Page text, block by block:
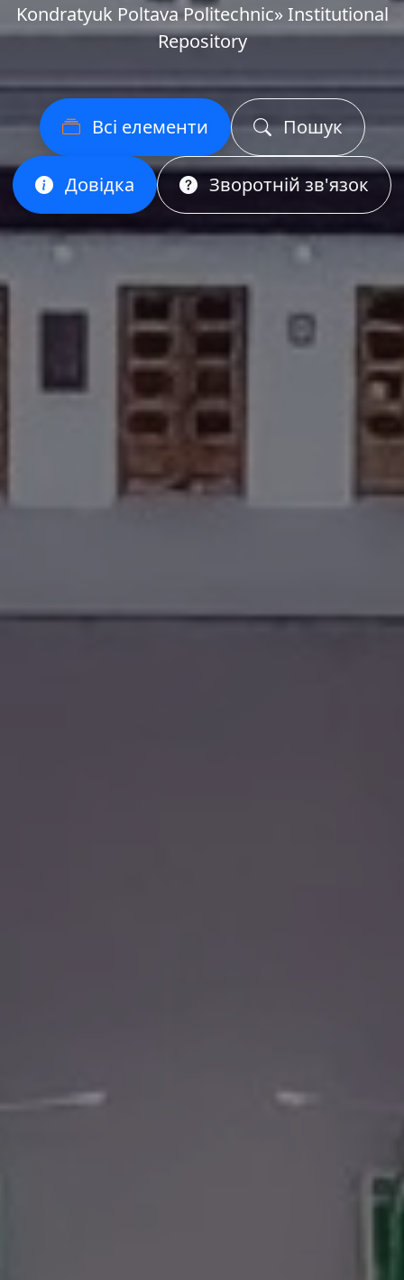
Kondratyuk Poltava Politechnic» Institutional
Repository
Всі елементи Пошук
Довідка Зворотній зв'язок